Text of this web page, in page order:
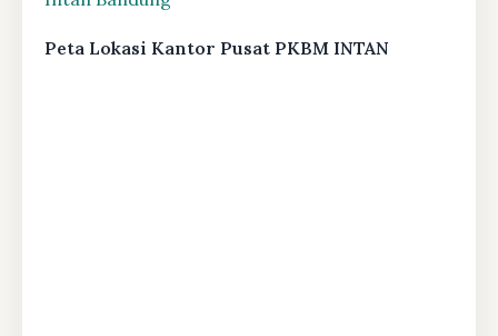
Peta Lokasi Kantor Pusat PKBM INTAN